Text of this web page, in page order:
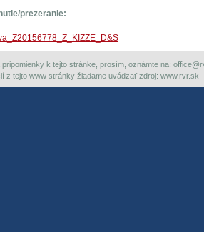
prezeranie:
pripomienky k tejto stránke, prosím, oznámte na:
z tejto www stránky žiadame uvádzať zdroj: www.rvr.sk